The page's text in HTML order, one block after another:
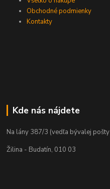
Obchodné podmienky
Kontakty
Kde nás nájdete
Na lány 387/3 (vedľa bývalej
Žilina - Budatín, 010 03